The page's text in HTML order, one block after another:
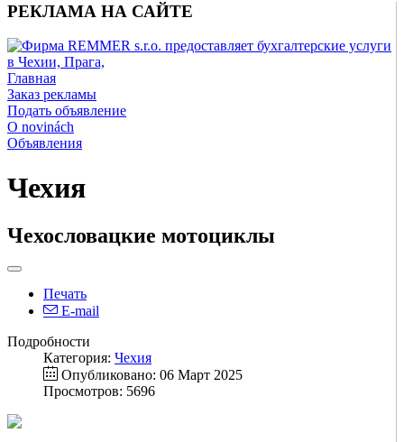
РЕКЛАМА НА САЙТЕ
Главная
Заказ рекламы
Подать объявление
O novinách
Объявления
Чехия
Чехословацкие мотоциклы
Печать
E-mail
Подробности
Категория: Чехия
Опубликовано: 06 Март 2025
Просмотров: 5696